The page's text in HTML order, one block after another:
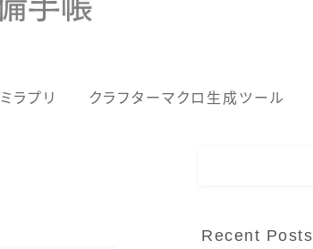
ミラプリ クラフターマクロ生成ツール
Recent Posts